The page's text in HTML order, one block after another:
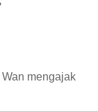
mengajak